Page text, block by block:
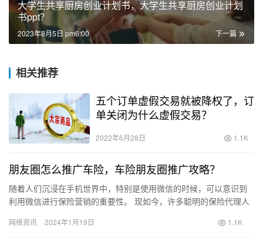
大学生共享厨房创业计划书，大学生共享厨房创业计划
书ppt？
下一篇
2023年8月5日 pm6:00
相关推荐
五个订单虚假交易就被降权了，订
单关闭为什么虚假交易？
2022年6月28日 1.1K
朋友圈怎么推广车险，车险朋友圈推广攻略？
随着人们沉浸在手机世界中，特别是使用微信的时候，可以意识到
利用微信进行保险营销的重要性。 现如今，许多聪明的保险代理人
这种…
网络资讯 2024年1月19日 1.1K